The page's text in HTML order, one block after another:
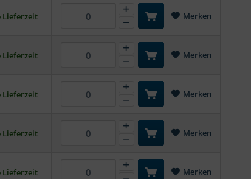
Lieferzeit Merken
Lieferzeit Merken
Lieferzeit Merken
Lieferzeit Merken
Lieferzeit Merken